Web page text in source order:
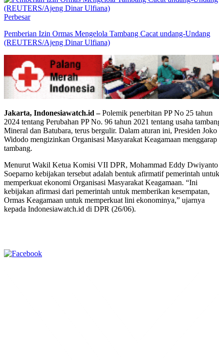
Perbesar
Pemberian Izin Ormas Mengelola Tambang Cacat undang-Undang
(REUTERS/Ajeng Dinar Ulfiana)
Jakarta, Indonesiawatch.id –Polemik penerbitan PP No 25 tahun
2024 tentang Perubahan PP No. 96 tahun 2021 tentang usaha
Mineral dan Batubara, terus bergulir. Dalam aturan ini, Presiden Joko
Widodo mengizinkan Organisasi Masyarakat Keagamaan menggarap
tambang.
Menurut Wakil Ketua Komisi VII DPR, Mohammad Eddy Dwiyanto
Soeparno kebijakan tersebut adalah bentuk afirmatif pemerintah untuk
memperkuat ekonomi Organisasi Masyarakat Keagamaan. “Ini
kebijakan afirmasi dari pemerintah untuk memberikan kesempatan,
Ormas Keagamaan untuk memperkuat lini ekonominya,” ujarnya
kepada Indonesiawatch.id di DPR (26/06).